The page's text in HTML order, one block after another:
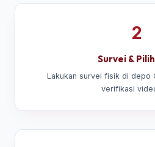
2
Survei &
Lakukan survei fisik di depo
verifikasi